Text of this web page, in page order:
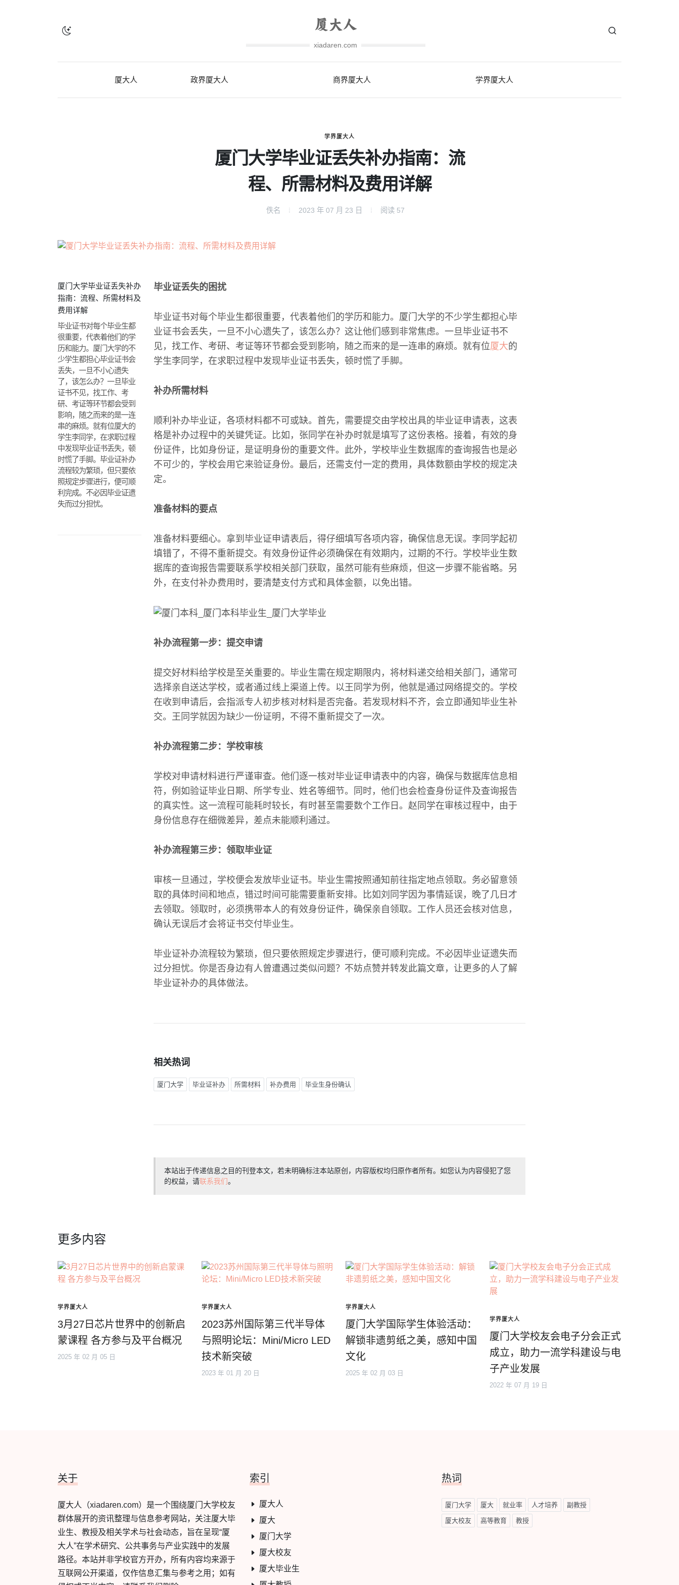
xiadaren.com
厦大人 政界厦大人 商界厦大人 学界厦大人
学界厦大人
厦门大学毕业证丢失补办指南：流
程、所需材料及费用详解
佚名 2023 年 07 月 23 日 阅读 57
厦门大学毕业证丢失补办
指南：流程、所需材料及
费用详解
毕业证书对每个毕业生都
很重要，代表着他们的学
历和能力。厦门大学的不
少学生都担心毕业证书会
丢失，一旦不小心遗失
了，该怎么办？一旦毕业
证书不见，找工作、考
研、考证等环节都会受到
影响，随之而来的是一连
串的麻烦。就有位厦大的
学生李同学，在求职过程
中发现毕业证书丢失，顿
时慌了手脚。毕业证补办
流程较为繁琐，但只要依
照规定步骤进行，便可顺
利完成。不必因毕业证遗
失而过分担忧。
毕业证丢失的困扰
毕业证书对每个毕业生都很重要，代表着他们的学历和能力。厦门大学的不少学生都担心毕
业证书会丢失，一旦不小心遗失了，该怎么办？这让他们感到非常焦虑。一旦毕业证书不
见，找工作、考研、考证等环节都会受到影响，随之而来的是一连串的麻烦。就有位厦大的
学生李同学，在求职过程中发现毕业证书丢失，顿时慌了手脚。
补办所需材料
顺利补办毕业证，各项材料都不可或缺。首先，需要提交由学校出具的毕业证申请表，这表
格是补办过程中的关键凭证。比如，张同学在补办时就是填写了这份表格。接着，有效的身
份证件，比如身份证，是证明身份的重要文件。此外，学校毕业生数据库的查询报告也是必
不可少的，学校会用它来验证身份。最后，还需支付一定的费用，具体数额由学校的规定决
定。
准备材料的要点
准备材料要细心。拿到毕业证申请表后，得仔细填写各项内容，确保信息无误。李同学起初
填错了，不得不重新提交。有效身份证件必须确保在有效期内，过期的不行。学校毕业生数
据库的查询报告需要联系学校相关部门获取，虽然可能有些麻烦，但这一步骤不能省略。另
外，在支付补办费用时，要清楚支付方式和具体金额，以免出错。
补办流程第一步：提交申请
提交好材料给学校是至关重要的。毕业生需在规定期限内，将材料递交给相关部门，通常可
选择亲自送达学校，或者通过线上渠道上传。以王同学为例，他就是通过网络提交的。学校
在收到申请后，会指派专人初步核对材料是否完备。若发现材料不齐，会立即通知毕业生补
交。王同学就因为缺少一份证明，不得不重新提交了一次。
补办流程第二步：学校审核
学校对申请材料进行严谨审查。他们逐一核对毕业证申请表中的内容，确保与数据库信息相
符，例如验证毕业日期、所学专业、姓名等细节。同时，他们也会检查身份证件及查询报告
的真实性。这一流程可能耗时较长，有时甚至需要数个工作日。赵同学在审核过程中，由于
身份信息存在细微差异，差点未能顺利通过。
补办流程第三步：领取毕业证
审核一旦通过，学校便会发放毕业证书。毕业生需按照通知前往指定地点领取。务必留意领
取的具体时间和地点，错过时间可能需要重新安排。比如刘同学因为事情延误，晚了几日才
去领取。领取时，必须携带本人的有效身份证件，确保亲自领取。工作人员还会核对信息，
确认无误后才会将证书交付毕业生。
毕业证补办流程较为繁琐，但只要依照规定步骤进行，便可顺利完成。不必因毕业证遗失而
过分担忧。你是否身边有人曾遭遇过类似问题？不妨点赞并转发此篇文章，让更多的人了解
毕业证补办的具体做法。
相关热词
厦门大学 毕业证补办 所需材料 补办费用 毕业生身份确认
本站出于传递信息之目的刊登本文，若未明确标注本站原创，内容版权均归原作者所有。如您认为内容侵犯了您
的权益，请联系我们。
更多内容
学界厦大人
3月27日芯片世界中的创新启
蒙课程 各方参与及平台概况
2025 年 02 月 05 日
学界厦大人
2023苏州国际第三代半导体
与照明论坛：Mini/Micro LED
技术新突破
2023 年 01 月 20 日
学界厦大人
厦门大学国际学生体验活动：
解锁非遗剪纸之美，感知中国
文化
2025 年 02 月 03 日
学界厦大人
厦门大学校友会电子分会正式
成立，助力一流学科建设与电
子产业发展
2022 年 07 月 19 日
关于
厦大人（xiadaren.com）是一个围绕厦门大学校友
群体展开的资讯整理与信息参考网站，关注厦大毕
业生、教授及相关学术与社会动态，旨在呈现“厦
大人”在学术研究、公共事务与产业实践中的发展
路径。本站并非学校官方开办，所有内容均来源于
互联网公开渠道，仅作信息汇集与参考之用；如有
索引
厦大人
厦大
厦门大学
厦大校友
厦大毕业生
热词
厦门大学 厦大 就业率 人才培养 副教授
厦大校友 高等教育 教授